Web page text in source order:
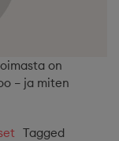
on
– ja miten
Tagged